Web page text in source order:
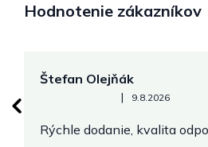
Hodnotenie zákazníkov
Štefan Olejňák
Hodnotenie obchodu je 5 z 5
| 9.8.2026
Rýchle dodanie, kvalita